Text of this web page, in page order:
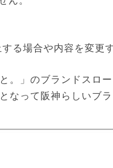
る場合や内容を変更
。」のブランドスロ
なって阪神らしいブ